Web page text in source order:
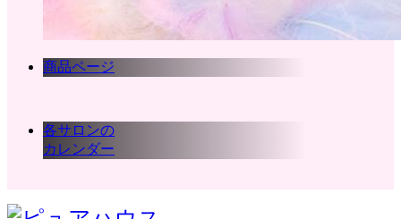
商品ページ
各サロンの
カレンダー